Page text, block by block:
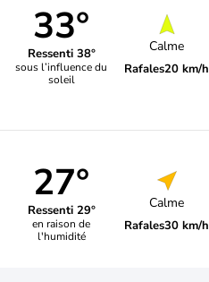
33°
Ressenti 38°
sous l’influence du
soleil
Calme
Rafales20 km/h
27°
Ressenti 29°
en raison de
l'humidité
Calme
Rafales30 km/h